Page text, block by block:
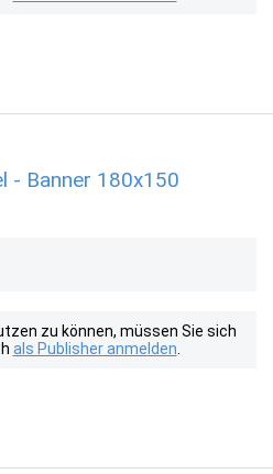
- Banner 180x150
zu können, müssen Sie sich
als Publisher anmelden